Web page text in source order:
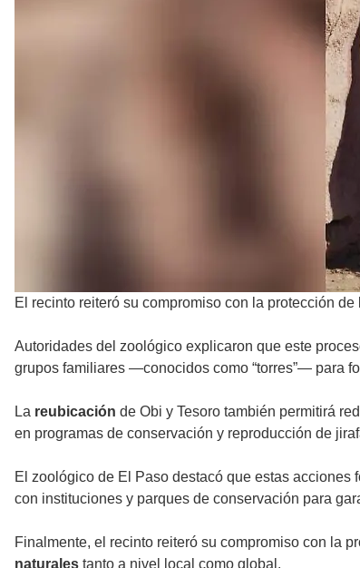
El recinto reiteró su compromiso con la protección
Autoridades del zoológico explicaron que este
grupos familiares —conocidos como “torres”— para
La reubicación de Obi y Tesoro también permitirá
en programas de conservación y reproducción de
El zoológico de El Paso destacó que estas
con instituciones y parques de conservación para
Finalmente, el recinto reiteró su compromiso con la
naturales tanto a nivel local como global.